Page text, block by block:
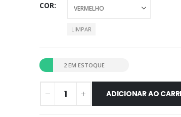
COR
LIMPAR
2 EM ESTOQUE
ADICIONAR AO